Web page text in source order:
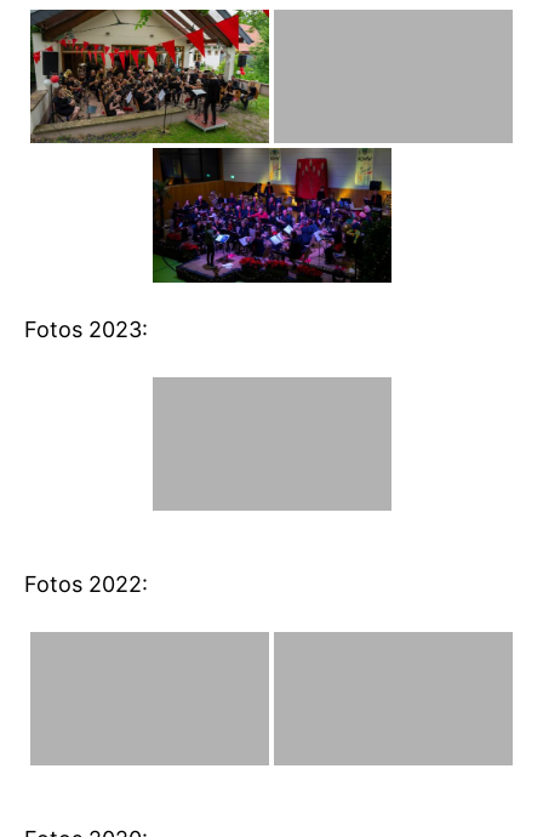
Fotos 2023:
Fotos 2022: